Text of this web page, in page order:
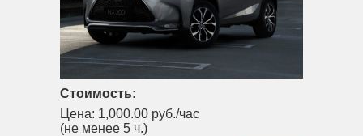
Стоимость:
Цена: 1,000.00 руб./час
(не менее 5 ч.)